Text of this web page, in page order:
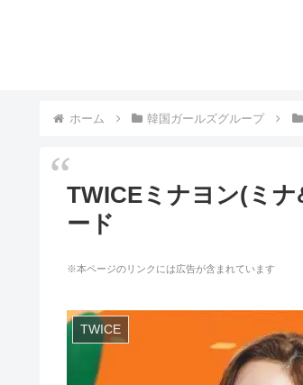
ホーム 韓国ガールズグループ
TWICEミナヨン(ミ
ード
※本ページのリンクには広告が含まれています
TWICE